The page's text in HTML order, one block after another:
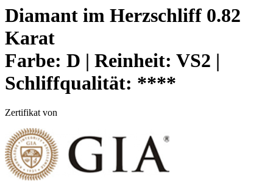
Diamant im Herzschliff 0.82
Karat
Farbe: D | Reinheit: VS2 |
Schliffqualität: ****
Zertifikat von